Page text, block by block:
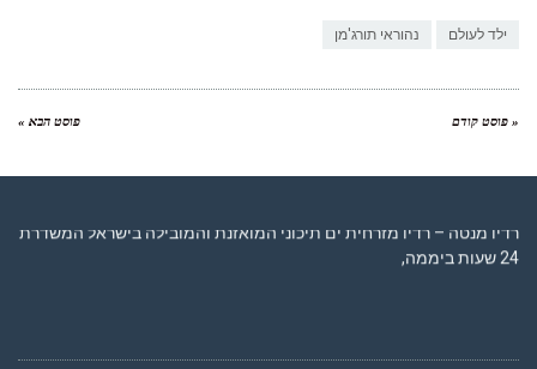
ילד לעולם נהוראי תורג'מן
« פוסט קודם פוסט הבא »
רדיו מנטה – רדיו מזרחית ים תיכוני המואזנת והמובילה בישראל המשדרת
24 שעות ביממה,